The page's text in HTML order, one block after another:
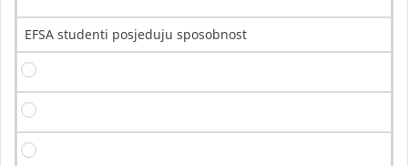
EFSA studenti posjeduju sposobnost